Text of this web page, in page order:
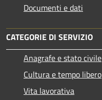
Documenti e dati
CATEGORIE DI SERVIZIO
Anagrafe e stato civile
Cultura e tempo libero
Vita lavorativa